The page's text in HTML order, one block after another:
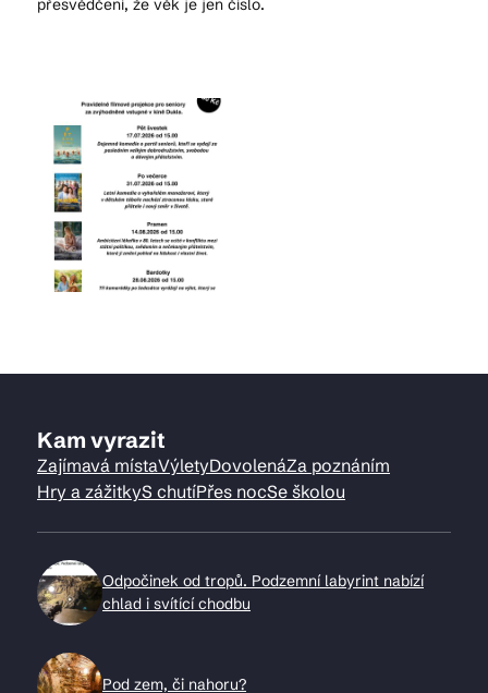
přesvědčení, že věk je jen číslo.
Kam vyrazit
Zajímavá místaVýletyDovolenáZa poznáním
Hry a zážitkyS chutíPřes nocSe školou
Odpočinek od tropů. Podzemní labyrint nabízí
chlad i svítící chodbu
Pod zem, či nahoru?